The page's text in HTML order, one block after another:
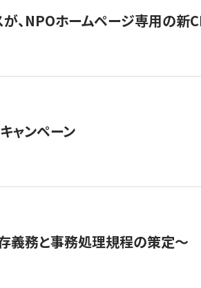
、NPOホームページ専用の新
ャンペーン
義務と事務処理規程の策定～